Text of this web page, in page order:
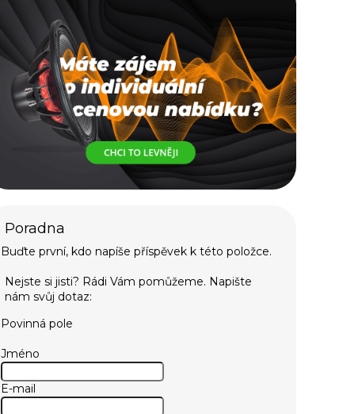
Buďte první, kdo napíše příspěvek k této položce.
Povinná pole
Jméno
E-mail